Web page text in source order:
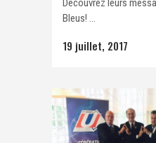
Decouvrez leurs
Bleus! ...
19 juillet, 2017